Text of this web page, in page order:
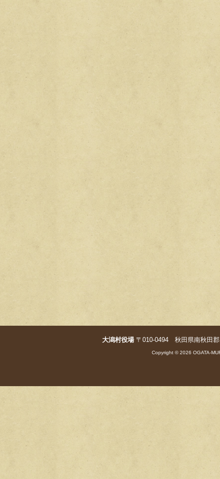
大潟村役場〒010-0494 秋田県南秋田
Copyright © 2026 OGATA-